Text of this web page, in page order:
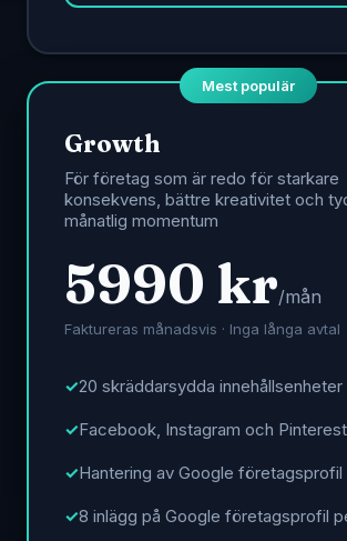
Mest populär
Growth
För företag som är redo för starkare
konsekvens, bättre kreativitet och
månatlig momentum
5990 kr/mån
Faktureras månadsvis · Inga långa avtal
20 skräddarsydda innehållsenheter
Facebook, Instagram och
Hantering av Google företagsprofil
8 inlägg på Google företagsprofil